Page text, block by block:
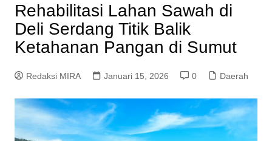
Rehabilitasi Lahan Sawah di
Deli Serdang Titik Balik
Ketahanan Pangan di Sumut
Redaksi MIRA Januari 15, 2026 0 Daerah